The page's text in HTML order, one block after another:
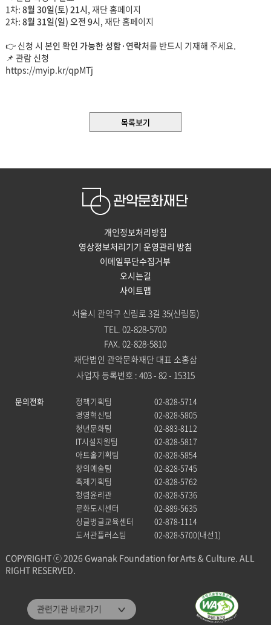
1차: 8월 30일(토) 21시 , 재단 홈페이지
2차: 8월 31일(일) 오전 9시 , 재단 홈페이지
👉 신청 시 본인 확인 가능한 성함·연락처를 반드시 기재해 주세요.
📌 관람 신청
https://myip.kr/qpMTj
목록보기
관련기관 바로가기
관악문화재단
관악구통합도서관
개인정보처리방침
영상정보처리기기 운영관리 방침
이메일무단수집거부
오시는길
사이트맵
서울시 관악구 신림로 3길 35(신림동)
TEL. 02-828-5700
FAX. 02-828-5810
재단법인 관악문화재단 대표 소홍삼
사업자 등록번호 : 403 - 82 - 15315
문의전화 정책기획팀
02-828-5714
경영혁신팀
02-828-5805
청년문화팀
02-883-8112
IT시설지원팀
02-828-5817
아트홀기획팀
02-828-5854
창의예술팀
02-828-5745
축제기획팀
02-828-5762
청렴윤리관
02-828-5736
문화도시센터
02-889-5635
싱글벙글교육센터
02-878-1114
도서관플러스팀
02-828-5700(내선1)
COPYRIGHT ⓒ 2026 Gwanak Foundation for Arts & Culture. ALL
RIGHT RESERVED.